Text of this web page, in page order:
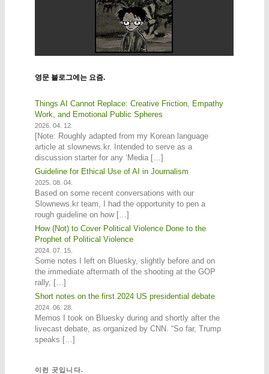
영문 블로그에는 요즘.
Things AI Cannot Replace: Creative Friction, Empathy
Work, and Emotional Public Spheres
2026. 04. 12.
[Note: Roughly adapted from my Korean language
article at slownews.kr. Intended to serve as a
discussion starter for any ‘Media […]
Guideline for Ethical Use of AI in Journalism
2025. 08. 04.
Based on some recent conversations with our
Slownews.kr team, I had the opportunity to pen a
rough guideline on how […]
How (Not) to Cover Political Violence Done to the
Prophet of Political Violence
2024. 07. 15.
Some notes I left on Bluesky, slightly before and on
the immediate aftermath of the shooting at the GOP
rally, […]
Short notes on the first 2024 US presidential debate
2024. 06. 28.
Memos I took on Bluesky during and shortly after the
livecast debate, as organized by CNN. “So far, Trump
speaks […]
이런 곳입니다.